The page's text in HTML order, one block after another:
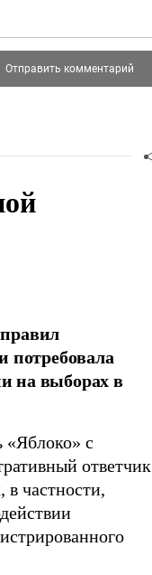
потребовала
на выборах в
«Яблоко» с
ответчик
в частности,